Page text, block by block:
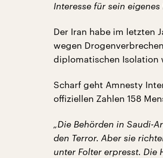
Interesse für sein
Der Iran habe im letzten
wegen
diplomatischen Isolation
Scharf geht Amnesty
offiziellen Zahlen 158
„Die Behörden in Saudi-
den Terror. Aber sie
unter Folter erpresst. Die